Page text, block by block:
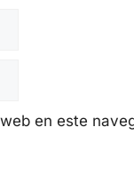
en este